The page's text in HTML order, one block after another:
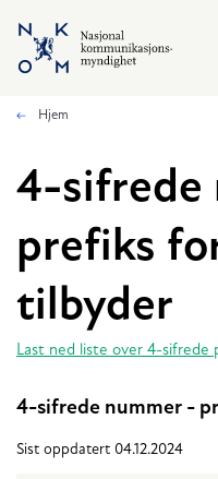
Hopp til hovedinnhold
Hjem
4-sifrede
prefiks
tilbyder
Last ned liste over 4-sifrede
4-sifrede nummer -
Sist oppdatert 04.12.2024